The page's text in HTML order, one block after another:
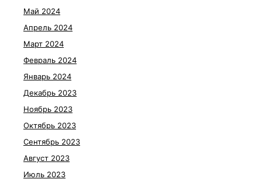
Май 2024
Апрель 2024
Март 2024
Февраль 2024
Январь 2024
Декабрь 2023
Ноябрь 2023
Октябрь 2023
Сентябрь 2023
Август 2023
Июль 2023